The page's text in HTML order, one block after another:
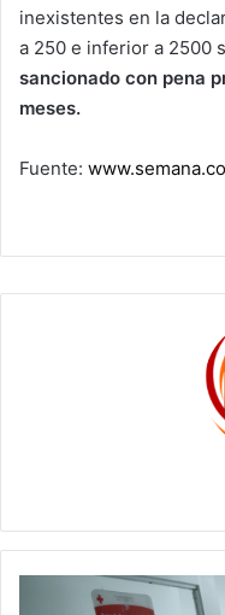
inexistentes en la
a 250 e inferior a 2500
sancionado con pena
meses.
Fuente: